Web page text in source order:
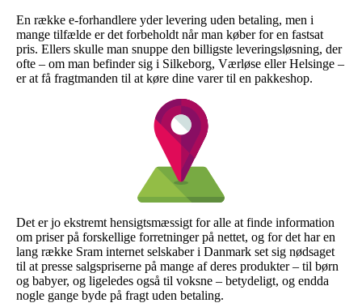
En række e-forhandlere yder levering uden betaling, men i
mange tilfælde er det forbeholdt når man køber for en fastsat
pris. Ellers skulle man snuppe den billigste leveringsløsning, der
ofte – om man befinder sig i Silkeborg, Værløse eller Helsinge –
er at få fragtmanden til at køre dine varer til en pakkeshop.
Det er jo ekstremt hensigtsmæssigt for alle at finde information
om priser på forskellige forretninger på nettet, og for det har en
lang række Sram internet selskaber i Danmark set sig nødsaget
til at presse salgspriserne på mange af deres produkter – til børn
og babyer, og ligeledes også til voksne – betydeligt, og endda
nogle gange byde på fragt uden betaling.